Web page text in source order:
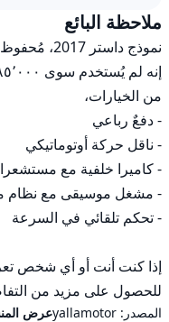
ملاحظة البائع
للحصول على مزيد من
المصدر: yallamotorعرض